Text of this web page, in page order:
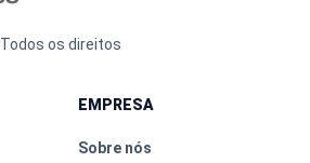
os direitos
EMPRESA
Sobre nós